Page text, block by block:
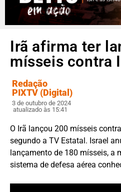
Irã afirma ter
mísseis contra
Redação
PIXTV (Digital)
3 de outubro de 2024
atualizado às 15:41
O Irã lançou 200 mísseis
segundo a TV Estatal. Israel
lançamento de 180 mísseis, a
sistema de defesa aérea